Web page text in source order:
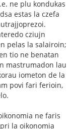
ne plu kondukas
estas la czefa
cziujn
pelas la salairoin;
tio ne benatan
mastrumadon lau
iometon de la
povi fari ferioin,
ne faris
la oikonomia